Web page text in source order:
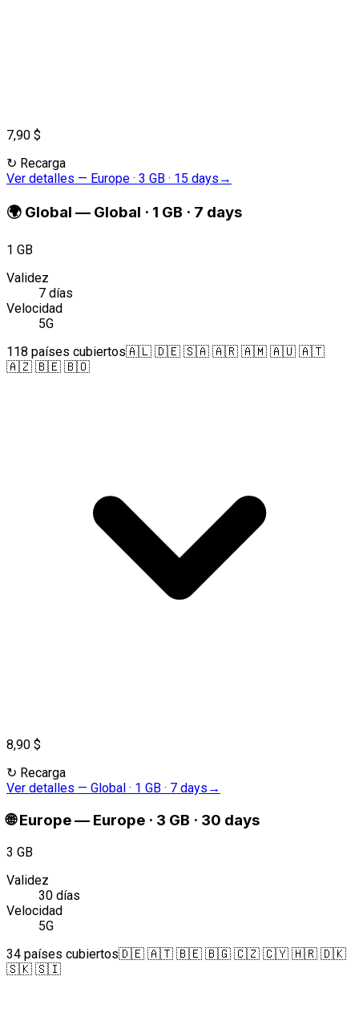
7,90 $
↻ Recarga
Ver detalles — Europe · 3 GB · 15 days →
🌍 Global — Global · 1 GB · 7 days
1 GB
Validez
7 días
Velocidad
5G
118 países cubiertos🇦🇱 🇩🇪 🇸🇦 🇦🇷 🇦🇲 🇦🇺 🇦🇹
🇦🇿 🇧🇪 🇧🇴
8,90 $
↻ Recarga
Ver detalles — Global · 1 GB · 7 days →
🌐 Europe— Europe · 3 GB · 30 days
3 GB
Validez
30 días
Velocidad
5G
34 países cubiertos🇩🇪 🇦🇹 🇧🇪 🇧🇬 🇨🇿 🇨🇾 🇭🇷 🇩🇰
🇸🇰 🇸🇮